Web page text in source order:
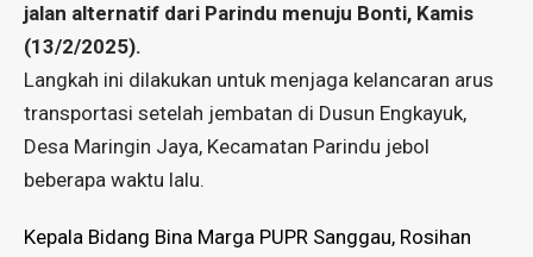
jalan alternatif dari Parindu menuju Bonti, Kamis
(13/2/2025).
Langkah ini dilakukan untuk menjaga kelancaran arus
transportasi setelah jembatan di Dusun Engkayuk,
Desa Maringin Jaya, Kecamatan Parindu jebol
beberapa waktu lalu.
Kepala Bidang Bina Marga PUPR Sanggau, Rosihan